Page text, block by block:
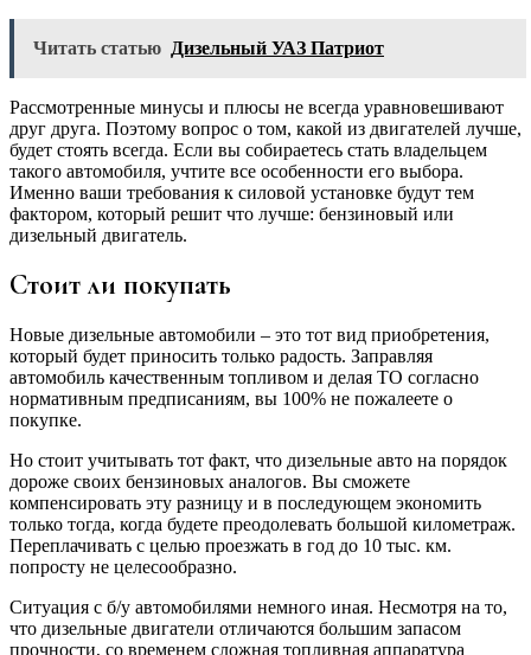
Читать статью Дизельный УАЗ Патриот
Рассмотренные минусы и плюсы не всегда уравновешивают
друг друга. Поэтому вопрос о том, какой из двигателей лучше,
будет стоять всегда. Если вы собираетесь стать владельцем
такого автомобиля, учтите все особенности его выбора.
Именно ваши требования к силовой установке будут тем
фактором, который решит что лучше: бензиновый или
дизельный двигатель.
Стоит ли покупать
Новые дизельные автомобили – это тот вид приобретения,
который будет приносить только радость. Заправляя
автомобиль качественным топливом и делая ТО согласно
нормативным предписаниям, вы 100% не пожалеете о
покупке.
Но стоит учитывать тот факт, что дизельные авто на порядок
дороже своих бензиновых аналогов. Вы сможете
компенсировать эту разницу и в последующем экономить
только тогда, когда будете преодолевать большой километраж.
Переплачивать с целью проезжать в год до 10 тыс. км.
попросту не целесообразно.
Ситуация с б/у автомобилями немного иная. Несмотря на то,
что дизельные двигатели отличаются большим запасом
прочности, со временем сложная топливная аппаратура